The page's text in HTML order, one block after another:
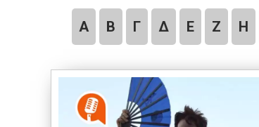
Α Β Γ Δ Ε Ζ Η